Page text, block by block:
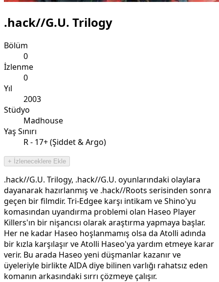
.hack//G.U. Trilogy
Bölüm
0
İzlenme
0
Yıl
2003
Stüdyo
Madhouse
Yaş Sınırı
R - 17+ (Şiddet & Argo)
+ İzleneceklere Ekle
.hack//G.U. Trilogy, .hack//G.U. oyunlarındaki olaylara
dayanarak hazırlanmış ve .hack//Roots serisinden sonra
geçen bir filmdir. Tri-Edgee karşı intikam ve Shino'yu
komasından uyandırma problemi olan Haseo Player
Killers'ın bir nişancısı olarak araştırma yapmaya başlar.
Her ne kadar Haseo hoşlanmamış olsa da Atolli adında
bir kızla karşılaşır ve Atolli Haseo'ya yardım etmeye karar
verir. Bu arada Haseo yeni düşmanlar kazanır ve
üyeleriyle birlikte AIDA diye bilinen varlığı rahatsız eden
komanın arkasındaki sırrı çözmeye çalışır.